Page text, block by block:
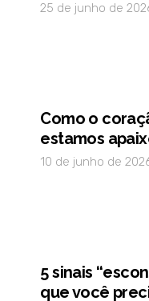
25 de junho de
Como o
estamos
10 de junho de
5 sinais
que você